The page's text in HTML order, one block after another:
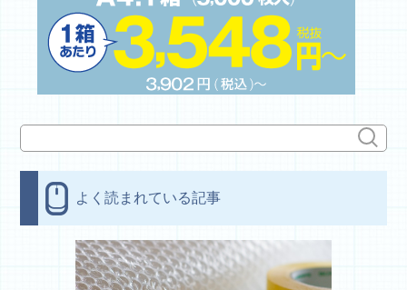
よく読まれている記事